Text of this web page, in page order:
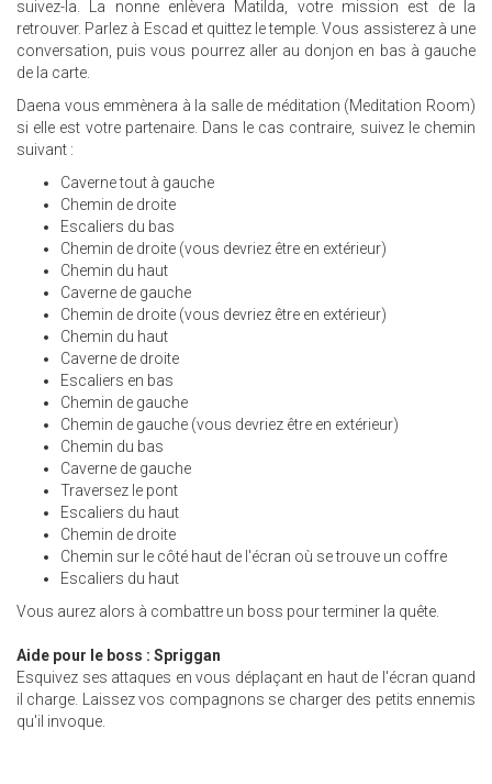
suivez-la. La nonne enlèvera Matilda, votre mission est de la
retrouver. Parlez à Escad et quittez le temple. Vous assisterez à une
conversation, puis vous pourrez aller au donjon en bas à gauche
de la carte.
Daena vous emmènera à la salle de méditation (Meditation Room)
si elle est votre partenaire. Dans le cas contraire, suivez le chemin
suivant :
Caverne tout à gauche
Chemin de droite
Escaliers du bas
Chemin de droite (vous devriez être en extérieur)
Chemin du haut
Caverne de gauche
Chemin de droite (vous devriez être en extérieur)
Chemin du haut
Caverne de droite
Escaliers en bas
Chemin de gauche
Chemin de gauche (vous devriez être en extérieur)
Chemin du bas
Caverne de gauche
Traversez le pont
Escaliers du haut
Chemin de droite
Chemin sur le côté haut de l'écran où se trouve un coffre
Escaliers du haut
Vous aurez alors à combattre un boss pour terminer la quête.
Aide pour le boss : Spriggan
Esquivez ses attaques en vous déplaçant en haut de l'écran quand
il charge. Laissez vos compagnons se charger des petits ennemis
qu'il invoque.